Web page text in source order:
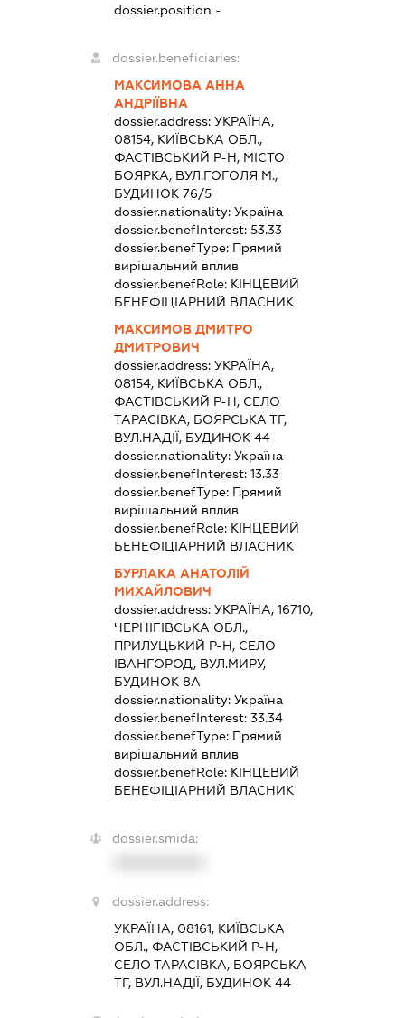
dossier.position -
dossier.beneficiaries:
МАКСИМОВА АННА
АНДРІЇВНА
dossier.address: УКРАЇНА,
08154, КИЇВСЬКА ОБЛ.,
ФАСТІВСЬКИЙ Р-Н, МІСТО
БОЯРКА, ВУЛ.ГОГОЛЯ М.,
БУДИНОК 76/5
dossier.nationality: Україна
dossier.benefInterest: 53.33
dossier.benefType: Прямий
вирішальний вплив
dossier.benefRole: КІНЦЕВИЙ
БЕНЕФІЦІАРНИЙ ВЛАСНИК
МАКСИМОВ ДМИТРО
ДМИТРОВИЧ
dossier.address: УКРАЇНА,
08154, КИЇВСЬКА ОБЛ.,
ФАСТІВСЬКИЙ Р-Н, СЕЛО
ТАРАСІВКА, БОЯРСЬКА ТГ,
ВУЛ.НАДІЇ, БУДИНОК 44
dossier.nationality: Україна
dossier.benefInterest: 13.33
dossier.benefType: Прямий
вирішальний вплив
dossier.benefRole: КІНЦЕВИЙ
БЕНЕФІЦІАРНИЙ ВЛАСНИК
БУРЛАКА АНАТОЛІЙ
МИХАЙЛОВИЧ
dossier.address: УКРАЇНА, 16710,
ЧЕРНІГІВСЬКА ОБЛ.,
ПРИЛУЦЬКИЙ Р-Н, СЕЛО
ІВАНГОРОД, ВУЛ.МИРУ,
БУДИНОК 8А
dossier.nationality: Україна
dossier.benefInterest: 33.34
dossier.benefType: Прямий
вирішальний вплив
dossier.benefRole: КІНЦЕВИЙ
БЕНЕФІЦІАРНИЙ ВЛАСНИК
dossier.smida:
dossier.address:
УКРАЇНА, 08161, КИЇВСЬКА
ОБЛ., ФАСТІВСЬКИЙ Р-Н,
СЕЛО ТАРАСІВКА, БОЯРСЬКА
ТГ, ВУЛ.НАДІЇ, БУДИНОК 44